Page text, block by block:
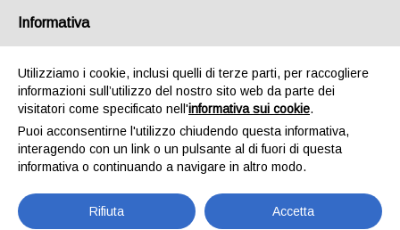
Allergologia
Visite specialistiche
Informativa
Utilizziamo i cookie, inclusi quelli di terze parti, per raccogliere
informazioni sull’utilizzo del nostro sito web da parte dei
visitatori come specificato nell'informativa sui cookie.
Puoi acconsentirne l'utilizzo chiudendo questa informativa,
interagendo con un link o un pulsante al di fuori di questa
informativa o continuando a navigare in altro modo.
Rifiuta Accetta